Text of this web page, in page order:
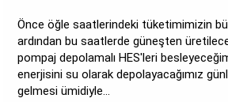
Önce öğle saatlerindeki tüketimimizin
ardından bu saatlerde güneşten
pompaj depolamalı HES'leri
enerjisini su olarak depolayacağımız
gelmesi ümidiyle...